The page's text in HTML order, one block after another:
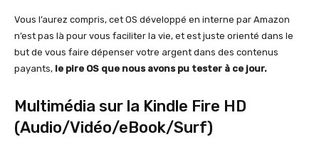
Vous l’aurez compris, cet OS développé en interne par Amazon
n’est pas là pour vous faciliter la vie, et est juste orienté dans le
but de vous faire dépenser votre argent dans des contenus
payants, le pire OS que nous avons pu tester à ce jour.
Multimédia sur la Kindle Fire HD
(Audio/Vidéo/eBook/Surf)